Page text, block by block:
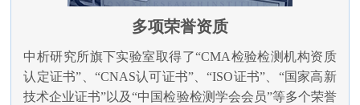
多项荣誉资质
中析研究所旗下实验室取得了“CMA检验检测机构资质
认定证书”、“CNAS认可证书”、“ISO证书”、“国家高新
技术企业证书”以及“中国检验检测学会会员”等多个荣誉